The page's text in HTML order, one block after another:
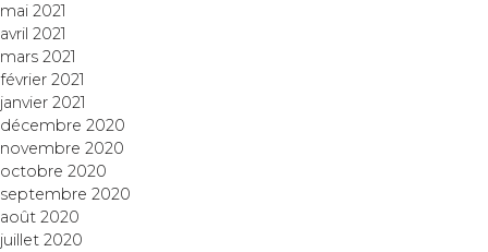
mai 2021
avril 2021
mars 2021
février 2021
janvier 2021
décembre 2020
novembre 2020
octobre 2020
septembre 2020
août 2020
juillet 2020